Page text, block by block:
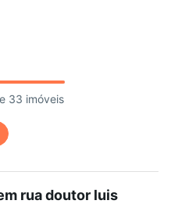
33 imóveis
rua doutor luis